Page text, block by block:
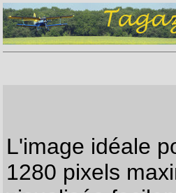
L'image idéale
1280 pixels